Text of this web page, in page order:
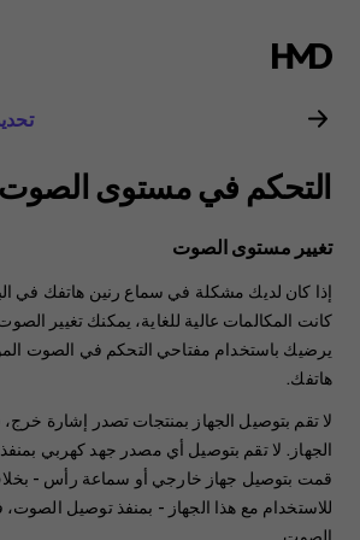
دليل
مستخدم
Nokia
2
التحكم في مستوى الصوت
تغيير مستوى الصوت
إذا كان لديك مشكلة في سماع رنين هاتفك في
كانت المكالمات عالية للغاية، يمكنك تغيير
يرضيك باستخدام مفتاحي التحكم في الصوت
هاتفك.
لا تقم بتوصيل الجهاز بمنتجات تصدر إشارة
الجهاز. لا تقم بتوصيل أي مصدر جهد كهربي
قمت بتوصيل جهاز خارجي أو سماعة رأس -
للاستخدام مع هذا الجهاز - بمنفذ توصيل الصوت،